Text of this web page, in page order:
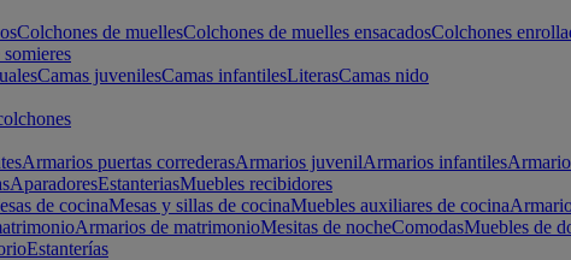
Colchones de muellesColchones de muelles ensacadosColchones
somieres
Camas juvenilesCamas infantilesLiterasCamas nido
Armarios puertas correderasArmarios juvenilArmarios infantiles
AparadoresEstanteriasMuebles recibidores
de cocinaMesas y sillas de cocinaMuebles auxiliares de cocina
Armarios de matrimonioMesitas de nocheComodasMuebles de
Estanterías